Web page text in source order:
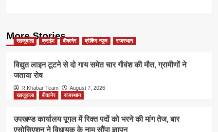
More Stories
खाजूवाला क्राईम बीकानेर ब्रेकिंग न्यूज राजस्थान
विद्युत लाइन टूटने से दो गाय समेत चार गौवंश की मौत, ग्रामीणों ने
जताया रोष
R.Khabar Team
August 7, 2026
खाजूवाला
बीकानेर राजस्थान
उपखण्ड कार्यालय पूगल में रिक्त पदों को भरने की मांग तेज, बार
एसोसिएशन ने विधायक के नाम सौंपा ज्ञापन